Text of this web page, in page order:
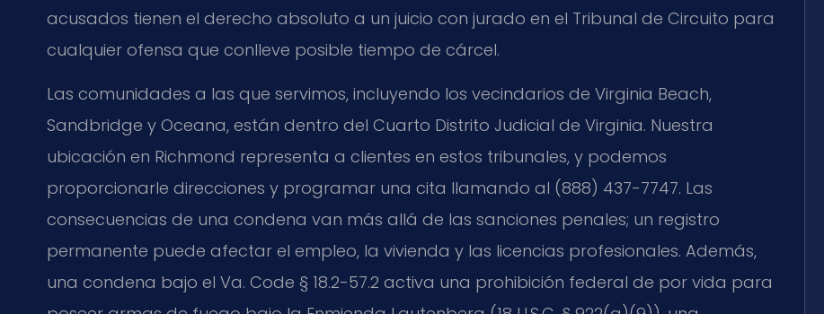
acusados tienen el derecho absoluto a un juicio con jurado en el Tribunal de Circuito para
cualquier ofensa que conlleve posible tiempo de cárcel.
Las comunidades a las que servimos, incluyendo los vecindarios de Virginia Beach,
Sandbridge y Oceana, están dentro del Cuarto Distrito Judicial de Virginia. Nuestra
ubicación en Richmond representa a clientes en estos tribunales, y podemos
proporcionarle direcciones y programar una cita llamando al (888) 437-7747. Las
consecuencias de una condena van más allá de las sanciones penales; un registro
permanente puede afectar el empleo, la vivienda y las licencias profesionales. Además,
una condena bajo el Va. Code § 18.2-57.2 activa una prohibición federal de por vida para